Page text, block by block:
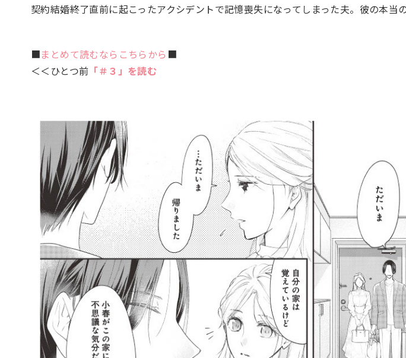
契約結婚終了直前に起こったアクシデントで記憶喪失になってしまった夫。彼の本当
■まとめて読むならこちらから ■
＜＜ひとつ前 「＃３」を読む